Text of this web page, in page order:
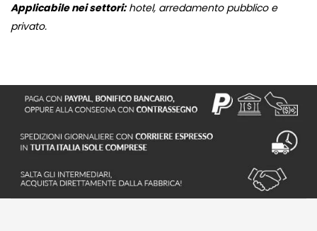
Applicabile nei settori:hotel, arredamento pubblico e
privato.